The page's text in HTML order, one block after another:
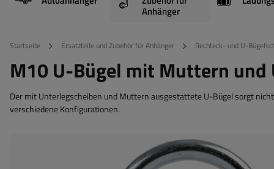
Anhänger
Startseite Ersatzteile und Zubehör für Anhänger Rechteck- und U-
M10 U-Bügel mit Muttern
Der mit Unterlegscheiben und Muttern ausgestattete U-Bügel sorgt
verschiedene Konfigurationen.